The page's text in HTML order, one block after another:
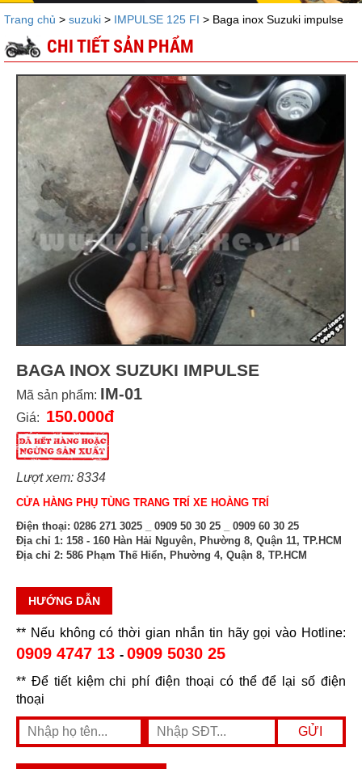
Trang chủ > suzuki > IMPULSE 125 FI > Baga inox Suzuki impulse
CHI TIẾT SẢN PHẨM
BAGA INOX SUZUKI IMPULSE
Mã sản phẩm: IM-01
Giá: 150.000đ
Lượt xem: 8334
CỬA HÀNG PHỤ TÙNG TRANG TRÍ XE HOÀNG TRÍ
Điện thoại: 0286 271 3025 _ 0909 50 30 25 _ 0909 60 30 25
Địa chỉ 1: 158 - 160 Hàn Hải Nguyên, Phường 8, Quận 11, TP.HCM
Địa chỉ 2: 586 Phạm Thế Hiển, Phường 4, Quận 8, TP.HCM
HƯỚNG DẪN
** Nếu không có thời gian nhắn tin hãy gọi vào Hotline:
0909 4747 13 - 0909 5030 25
** Để tiết kiệm chi phí điện thoại có thể để lại số điện
thoại